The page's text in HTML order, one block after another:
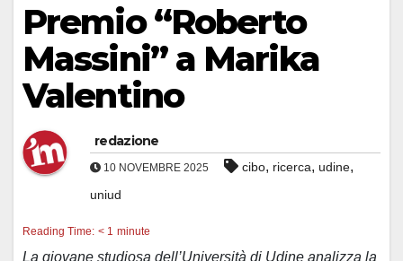
Premio “Roberto
Massini” a Marika
Valentino
redazione
10 NOVEMBRE 2025 cibo, ricerca, udine,
uniud
Reading Time: < 1 minute
La giovane studiosa dell’Università di Udine analizza la